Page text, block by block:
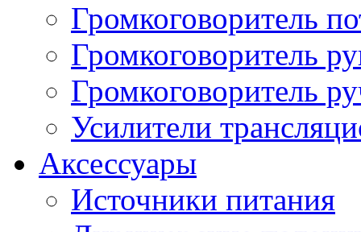
Громкоговоритель
Громкоговоритель
Громкоговоритель
Усилители
Аксессуары
Источники питания